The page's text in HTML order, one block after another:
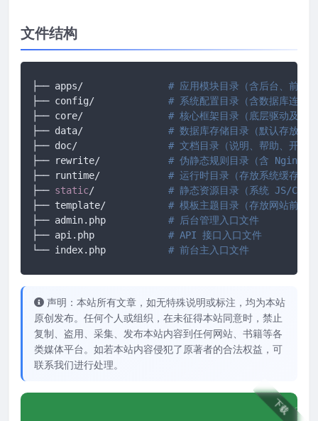
文件结构
# 应用模块目录（含后台、前台
# 系统配置目录（含数据库连接
# 核心框架目录（底层驱动及框
# 数据库存储目录（默认存放
# 文档目录（说明、帮助、开发
# 伪静态规则目录（含 Nginx/
# 运行时目录（存放系统缓存、
├── static
# 静态资源目录（系统 JS/CSS
# 模板主题目录（存放网站前端
# 后台管理入口文件
# API 接口入口文件
# 前台主入口文件
声明：本站所有文章，如无特殊说明或标注，均为本站
原创发布。任何个人或组织，在未征得本站同意时，禁止
复制、盗用、采集、发布本站内容到任何网站、书籍等各
类媒体平台。如若本站内容侵犯了原著者的合法权益，可
联系我们进行处理。
下载